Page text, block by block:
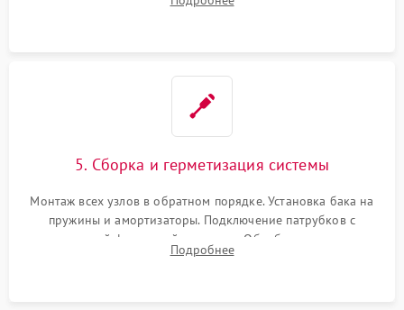
или поврежденной резиновой манжеты.
5. Сборка и герметизация системы
Монтаж всех узлов в обратном порядке. Установка бака на
пружины и амортизаторы. Подключение патрубков с
надежной фиксацией хомутами. Обработка стыков
герметиком для предотвращения возможных протечек воды.
Подробнее